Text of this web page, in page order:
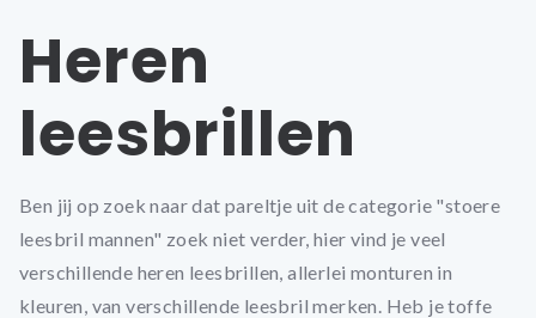
Heren
leesbrillen
Ben jij op zoek naar dat pareltje uit de categorie "stoere
leesbril mannen" zoek niet verder, hier vind je veel
verschillende heren leesbrillen, allerlei monturen in
kleuren, van verschillende leesbril merken. Heb je toffe